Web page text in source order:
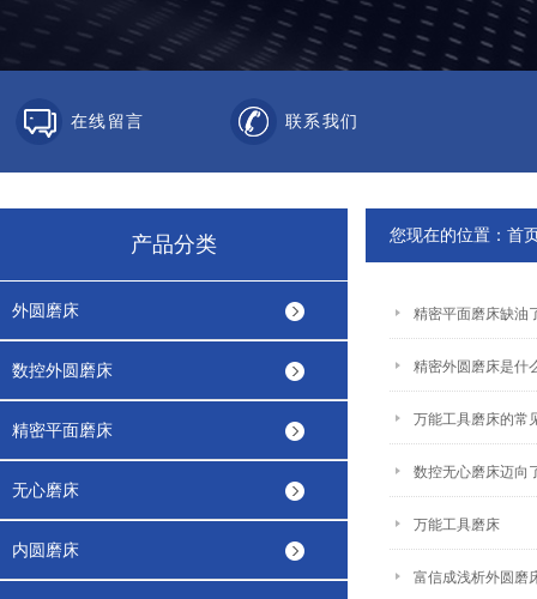
在线留言 联系我们
产品分类
外圆磨床
数控外圆磨床
精密平面磨床
无心磨床
内圆磨床
您现在的位置： 首
精密平面磨床缺油
精密外圆磨床是什
万能工具磨床的常
数控无心磨床迈向
万能工具磨床
富信成浅析外圆磨